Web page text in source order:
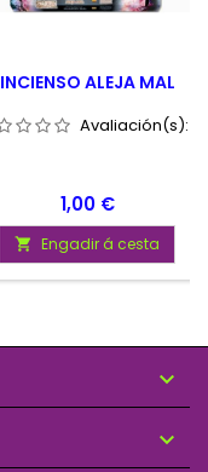
INCIENSO ALEJA MAL
Avaliación(s):
Prezo
1,00 €
 Engadir á cesta

